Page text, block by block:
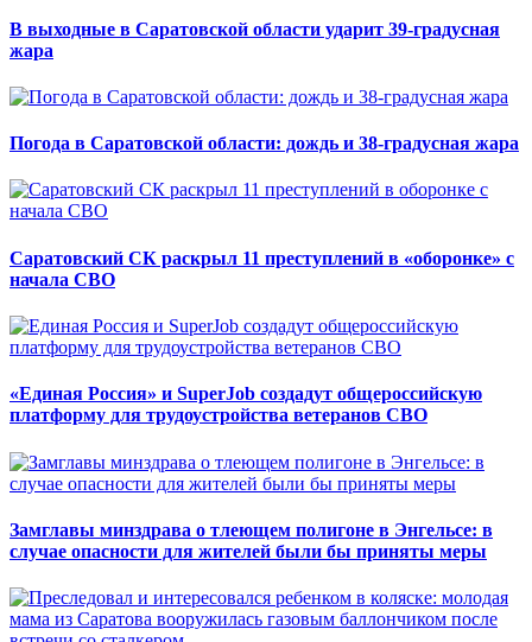
В выходные в Саратовской области ударит 39-градусная
жара
Погода в Саратовской области: дождь и 38-градусная жара
Саратовский СК раскрыл 11 преступлений в «оборонке» с
начала СВО
«Единая Россия» и SuperJob создадут общероссийскую
платформу для трудоустройства ветеранов СВО
Замглавы минздрава о тлеющем полигоне в Энгельсе: в
случае опасности для жителей были бы приняты меры